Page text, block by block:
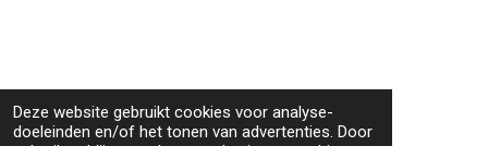
Deze website gebruikt cookies voor analyse-
doeleinden en/of het tonen van advertenties. Door